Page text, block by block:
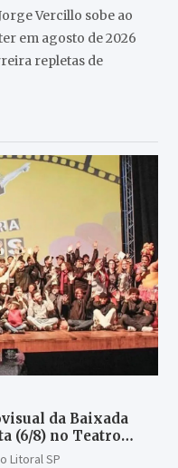
Vercillo sobe ao
em agosto de 2026
repletas de
da Baixada
(6/8) no Teatro
Litoral SP